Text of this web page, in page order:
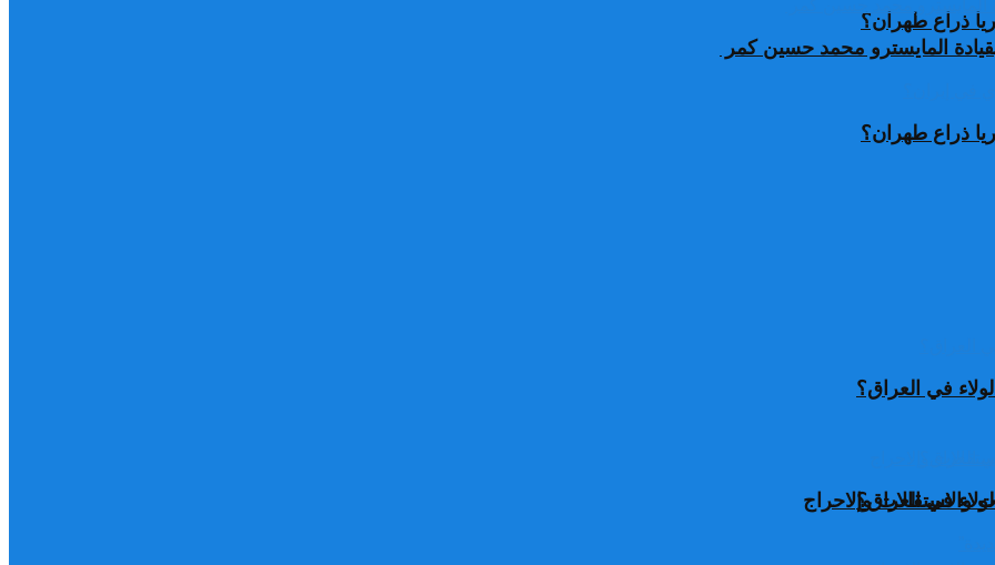
ذراع طهران؟
في العراق؟
وإلاحراج
المايسترو محمد حسين كمر
ذراع طهران؟
في العراق؟